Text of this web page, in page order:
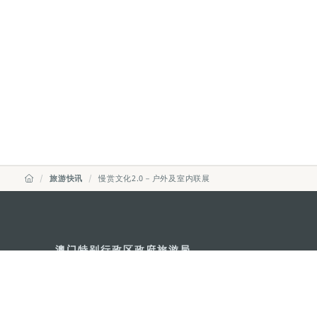
旅游快讯 慢赏文化2.0－户外及室内联展
澳门特别行政区政府旅游局